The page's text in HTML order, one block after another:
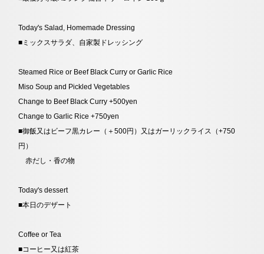
Today's Salad, Homemade Dressing
■ ミックスサラダ、自家製ドレッシング
Steamed Rice or Beef Black Curry or Garlic Rice
Miso Soup and Pickled Vegetables
Change to Beef Black Curry +500yen
Change to Garlic Rice +750yen
■御飯又はビーフ黒カレー（＋500円）又はガーリックライス（+750
円）
赤だし・香の物
Today's dessert
■本日のデザート
Coffee or Tea
■コーヒー又は紅茶